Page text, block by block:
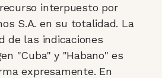
interpuesto por
S.A. en su totalidad. La
de las indicaciones
"Cuba" y "Habano" es
expresamente. En